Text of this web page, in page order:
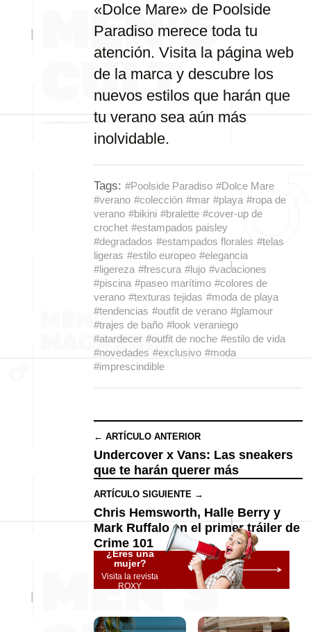
«Dolce Mare» de Poolside
Paradiso merece toda tu
atención. Visita la página web
de la marca y descubre los
nuevos estilos que harán que
tu verano sea aún más
inolvidable.
Tags: #Poolside Paradiso #Dolce Mare
#verano #colección #mar #playa #ropa de
verano #bikini #bralette #cover-up de
crochet #estampados paisley
#degradados #estampados florales #telas
ligeras #estilo europeo #elegancia
#ligereza #frescura #lujo #vacaciones
#piscina #paseo marítimo #colores de
verano #texturas tejidas #moda de playa
#tendencias #outfit de verano #glamour
#trajes de baño #look veraniego
#atardecer #outfit de noche #estilo de vida
#novedades #exclusivo #moda
#imprescindible
← ARTÍCULO ANTERIOR
Undercover x Vans: Las sneakers
que te harán querer más
ARTÍCULO SIGUIENTE →
Chris Hemsworth, Halle Berry y
Mark Ruffalo en el primer tráiler de
Crime 101
¿Eres una
mujer?
Visita la revista
ROXY